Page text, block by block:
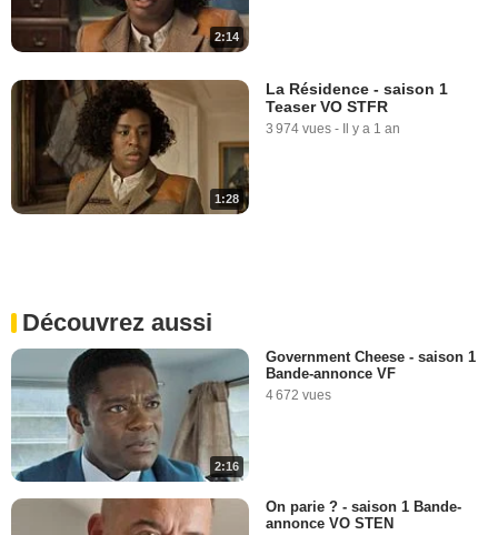
2:14
1:28
La Résidence - saison 1
Teaser VO STFR
3 974 vues - Il y a 1 an
Découvrez aussi
2:16
Government Cheese - saison 1
Bande-annonce VF
4 672 vues
On parie ? - saison 1 Bande-
annonce VO STEN